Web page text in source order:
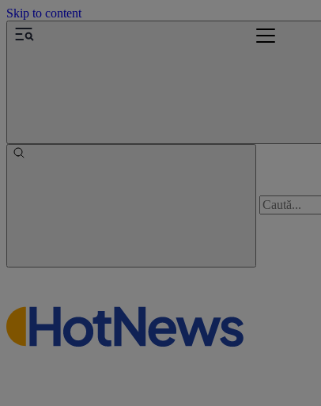
Skip to content